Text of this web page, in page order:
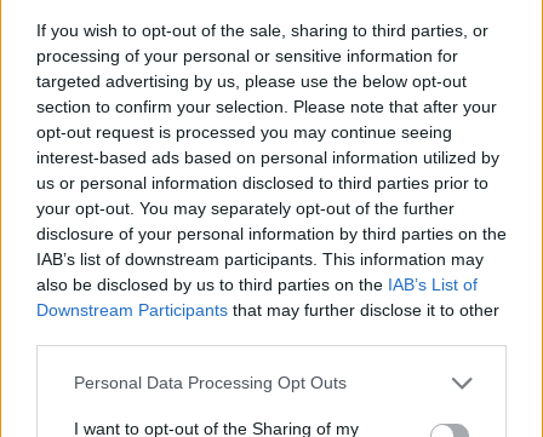
If you wish to opt-out of the sale, sharing to third parties, or
processing of your personal or sensitive information for
targeted advertising by us, please use the below opt-out
section to confirm your selection. Please note that after your
opt-out request is processed you may continue seeing
interest-based ads based on personal information utilized by
us or personal information disclosed to third parties prior to
your opt-out. You may separately opt-out of the further
disclosure of your personal information by third parties on the
IAB’s list of downstream participants. This information may
also be disclosed by us to third parties on the IAB’s List of
Downstream Participants that may further disclose it to other
Personal Data Processing Opt Outs
I want to opt-out of the Sharing of my
že jeho milujúci otecko bol u neho každý deň a spieval
mu pesničky.
S
e
c
h
f
o
r
: